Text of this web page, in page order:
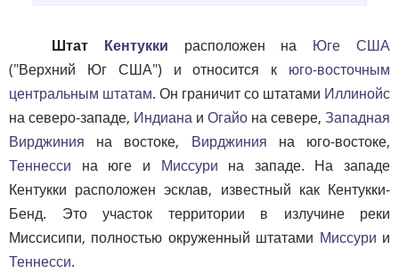
Штат Кентукки расположен на Юге США
("Верхний Юг США") и относится к юго-восточным
центральным штатам. Он граничит со штатами Иллинойс
на северо-западе, Индиана и Огайо на севере, Западная
Вирджиния на востоке, Вирджиния на юго-востоке,
Теннесси на юге и Миссури на западе. На западе
Кентукки расположен эсклав, известный как Кентукки-
Бенд. Это участок территории в излучине реки
Миссисипи, полностью окруженный штатами Миссури и
Теннесси.